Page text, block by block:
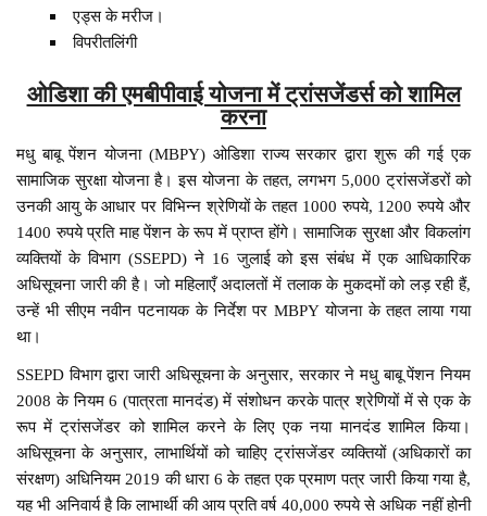
एड्स के मरीज।
विपरीतलिंगी
ओडिशा की एमबीपीवाई योजना में ट्रांसजेंडर्स को शामिल
करना
मधु बाबू पेंशन योजना (MBPY) ओडिशा राज्य सरकार द्वारा शुरू की गई एक
सामाजिक सुरक्षा योजना है। इस योजना के तहत, लगभग 5,000 ट्रांसजेंडरों को
उनकी आयु के आधार पर विभिन्न श्रेणियों के तहत 1000 रुपये, 1200 रुपये और
1400 रुपये प्रति माह पेंशन के रूप में प्राप्त होंगे। सामाजिक सुरक्षा और विकलांग
व्यक्तियों के विभाग (SSEPD) ने 16 जुलाई को इस संबंध में एक आधिकारिक
अधिसूचना जारी की है। जो महिलाएँ अदालतों में तलाक के मुकदमों को लड़ रही हैं,
उन्हें भी सीएम नवीन पटनायक के निर्देश पर MBPY योजना के तहत लाया गया
था।
SSEPD विभाग द्वारा जारी अधिसूचना के अनुसार, सरकार ने मधु बाबू पेंशन नियम
2008 के नियम 6 (पात्रता मानदंड) में संशोधन करके पात्र श्रेणियों में से एक के
रूप में ट्रांसजेंडर को शामिल करने के लिए एक नया मानदंड शामिल किया।
अधिसूचना के अनुसार, लाभार्थियों को चाहिए ट्रांसजेंडर व्यक्तियों (अधिकारों का
संरक्षण) अधिनियम 2019 की धारा 6 के तहत एक प्रमाण पत्र जारी किया गया है,
यह भी अनिवार्य है कि लाभार्थी की आय प्रति वर्ष 40,000 रुपये से अधिक नहीं होनी